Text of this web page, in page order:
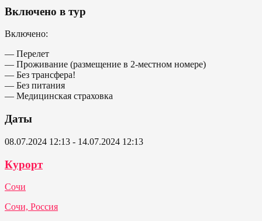
Включено в тур
Включено:
— Перелет
— Проживание (размещение в 2-местном номере)
— Без трансфера!
— Без питания
— Медицинская страховка
Даты
08.07.2024 12:13 - 14.07.2024 12:13
Курорт
Сочи
Сочи, Россия